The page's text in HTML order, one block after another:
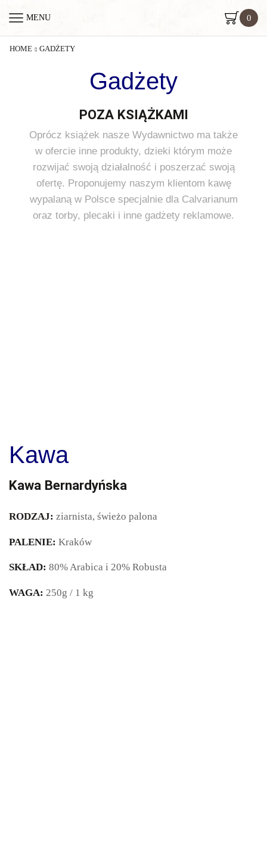
MENU 0
HOME GADŻETY
Gadżety
POZA KSIĄŻKAMI
Oprócz książek nasze Wydawnictwo ma także
w ofercie inne produkty, dzieki którym może
rozwijać swoją działalność i poszerzać swoją
ofertę. Proponujemy naszym klientom kawę
wypalaną w Polsce specjalnie dla Calvarianum
oraz torby, plecaki i inne gadżety reklamowe.
Kawa
Kawa Bernardyńska
RODZAJ: ziarnista, świeżo palona
PALENIE: Kraków
SKŁAD: 80% Arabica i 20% Robusta
WAGA: 250g / 1 kg